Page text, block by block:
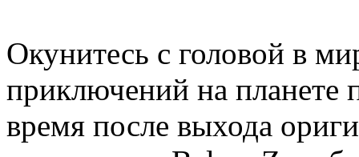
Окунитесь с головой в
приключений на планете
время после выхода